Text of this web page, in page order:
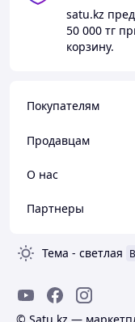
satu.kz
50 000 тг
корзину.
Покупателям
Продавцам
О нас
Партнеры
Тема - светлая